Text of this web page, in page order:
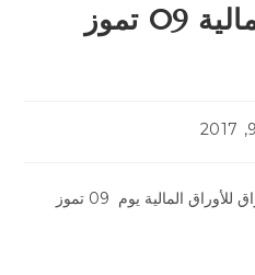
العراق للأوراق المالية 09 تموز
التقرير اليومي لتداولات سوق العراق للأوراق المالية يوم 09 تموز